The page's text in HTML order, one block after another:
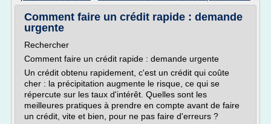
Comment faire un crédit rapide : demande
urgente
Rechercher
Comment faire un crédit rapide : demande urgente
Un crédit obtenu rapidement, c'est un crédit qui coûte
cher : la précipitation augmente le risque, ce qui se
répercute sur les taux d'intérêt. Quelles sont les
meilleures pratiques à prendre en compte avant de faire
un crédit, vite et bien, pour ne pas faire d'erreurs ?